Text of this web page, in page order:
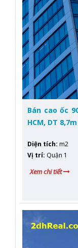
Bán cao ốc
HCM, DT
Diện tích: m2
Vị trí: Quận 1
Xem chi tiết